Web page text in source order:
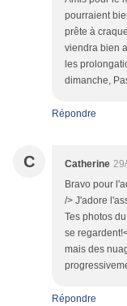
pourraient
prête à
viendra bien
les
dimanche,
Répondre
C Catherine
Bravo pour
/> J'adore
Tes photos
se
mais des
Répondre